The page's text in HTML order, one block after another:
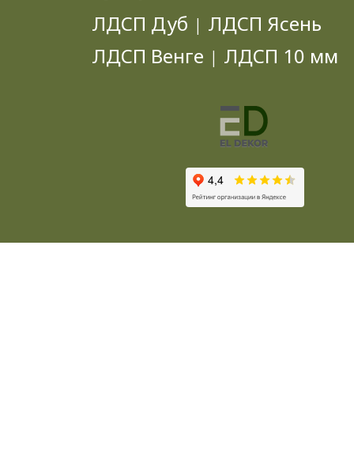
ЛДСП Дуб | ЛДСП Ясень
ЛДСП Венге | ЛДСП 10 мм